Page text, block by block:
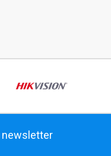
newsletter